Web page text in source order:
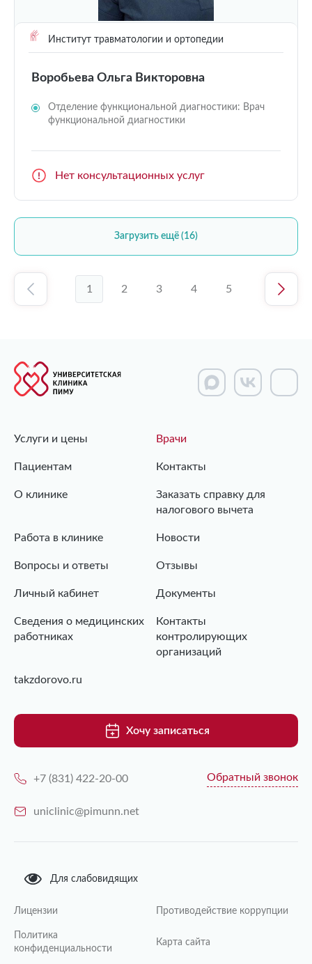
Институт травматологии и ортопедии
Воробьева Ольга Викторовна
Отделение функциональной диагностики: Врач
функциональной диагностики
Нет консультационных услуг
Загрузить ещё (16)
1 2 3 4 5
Услуги и цены Врачи
Пациентам Контакты
О клинике
Заказать справку для
налогового вычета
Работа в клинике Новости
Вопросы и ответы Отзывы
Личный кабинет Документы
Сведения о медицинских
работниках
Контакты
контролирующих
организаций
takzdorovo.ru
Хочу записаться
+7 (831) 422-20-00 Обратный звонок
uniclinic@pimunn.net
Для слабовидящих
Лицензии Противодействие коррупции
Политика
конфиденциальности
Карта сайта